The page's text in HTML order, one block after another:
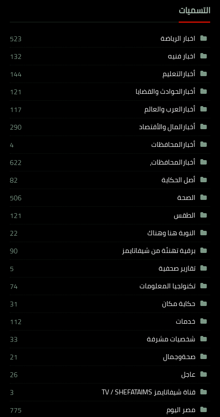
التسميات
اخبار الرياضة
523
اخبار فنيه
132
أخبارالتعليم
144
أخبارالحوادث والقضايا
121
أخبارالعرب والعالم
117
أخبارالمال والأقتصاد
290
أخبارالمحافظات
4
أخبارالمحافظات،
622
أصل الحكاية
82
الصحة
506
الطقس
121
النوبة هنا وهناك
22
برقية تهنئة من شيفاتايمز
90
تقارير صحفية
5
تكنولجيا المعلومات
74
حكاية مكان
31
خدمات
112
شخصيات مشرفة
33
صحةوجمال
21
عاجل
26
قناة شيفاتايمز TV / SHEFATAIMS
3
مصر اليوم
775